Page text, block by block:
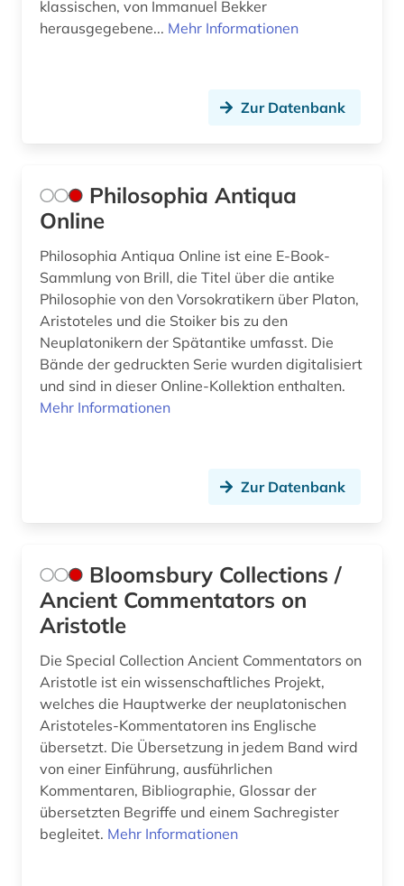
klassischen, von Immanuel Bekker
herausgegebene... Mehr Informationen
Zur Datenbank
Philosophia Antiqua
Online
Philosophia Antiqua Online ist eine E-Book-
Sammlung von Brill, die Titel über die antike
Philosophie von den Vorsokratikern über Platon,
Aristoteles und die Stoiker bis zu den
Neuplatonikern der Spätantike umfasst. Die
Bände der gedruckten Serie wurden digitalisiert
und sind in dieser Online-Kollektion enthalten.
Mehr Informationen
Zur Datenbank
Bloomsbury Collections /
Ancient Commentators on
Aristotle
Die Special Collection Ancient Commentators on
Aristotle ist ein wissenschaftliches Projekt,
welches die Hauptwerke der neuplatonischen
Aristoteles-Kommentatoren ins Englische
übersetzt. Die Übersetzung in jedem Band wird
von einer Einführung, ausführlichen
Kommentaren, Bibliographie, Glossar der
übersetzten Begriffe und einem Sachregister
begleitet. Mehr Informationen